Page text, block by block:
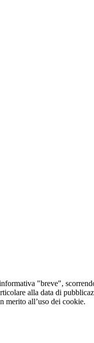
"breve",
alla data di
merito all’uso dei cookie.